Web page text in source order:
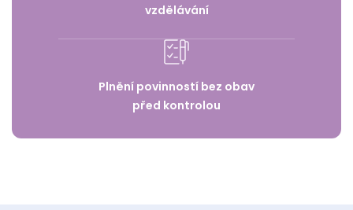
vzdělávání
Plnění povinností bez obav
před kontrolou